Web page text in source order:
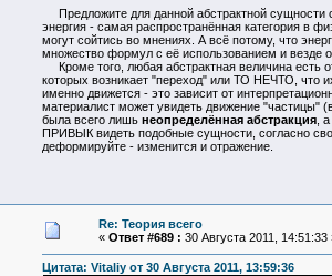
Предложите для данной абстрактной сущности
энергия - самая распространённая категория в
могут сойтись во мнениях. А всё потому, что
множество формул с её использованием и везде
Кроме того, любая абстрактная величина есть
которых возникает "переход" или ТО НЕЧТО, что
именно движется - это зависит от
материалист может увидеть движение "частицы"
была всего лишь неопределённая абстракция, а
ПРИВЫК видеть подобные сущности, согласно
деформируйте - изменится и отражение.
Re: Теория всего
« Ответ #689 : 30 Августа 2011, 14:51:33
Цитата: Vitaliy от 30 Августа 2011, 13:59:36